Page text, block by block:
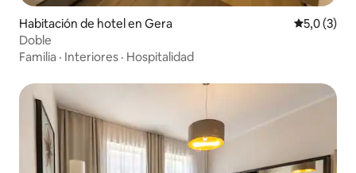
Habitación de hotel en Gera
5,0 (3)
Doble
Familia · Interiores · Hospitalidad